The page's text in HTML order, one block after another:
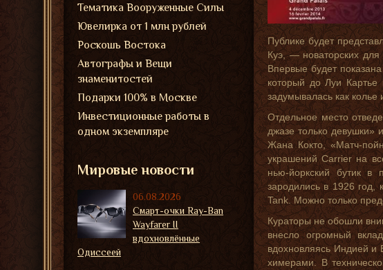
Публике будет
Куэ, — новаторских
Впервые будет
который до Луи
задумывалась как колье
Отдельное место
джазе только
Жана Кокто, «Матч-
украшений Carrier на
нью-йоркский бутик в
зародились в 1926
Tank. Можно только
Кураторы не обошли
внесло огромный
вдохновляясь Индией
химерами. В
Тематика Вооруженные Силы
Ювелирка от 1 млн рублей
Роскошь Востока
Автографы и Вещи
знаменитостей
Подарки 100% в Москве
Инвестиционные работы в
одном экземпляре
Мировые новости
06.08.2026
Смарт-очки Ray-Ban
Wayfarer II
вдохновлённые
Одиссеей